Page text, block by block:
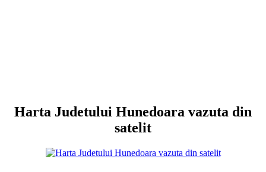
Harta Judetului Hunedoara vazuta din
satelit